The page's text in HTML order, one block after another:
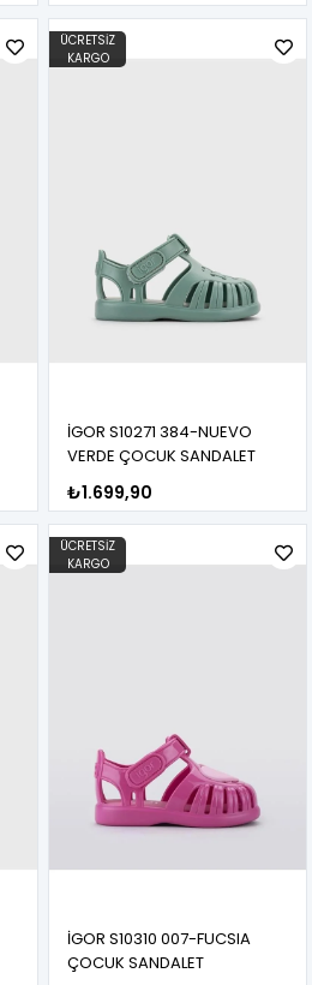
İGOR S10271 384-NUEVO
VERDE ÇOCUK SANDALET
₺1.699,90
ÜCRETSIZ
KARGO
İGOR S10310 007-FUCSIA
ÇOCUK SANDALET
ÜCRETSIZ
KARGO